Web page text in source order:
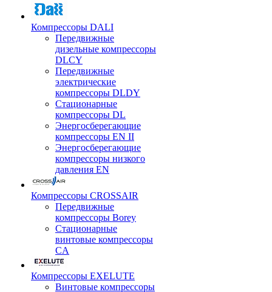
Компрессоры DALI
Передвижные
дизельные компрессоры
DLCY
Передвижные
электрические
компрессоры DLDY
Стационарные
компрессоры DL
Энергосберегающие
компрессоры EN II
Энергосберегающие
компрессоры низкого
давления EN
Компрессоры CROSSAIR
Передвижные
компрессоры Borey
Стационарные
винтовые компрессоры
CA
Компрессоры EXELUTE
Винтовые компрессоры